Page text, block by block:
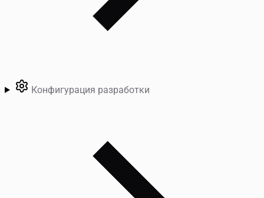
Конфигурация разработки